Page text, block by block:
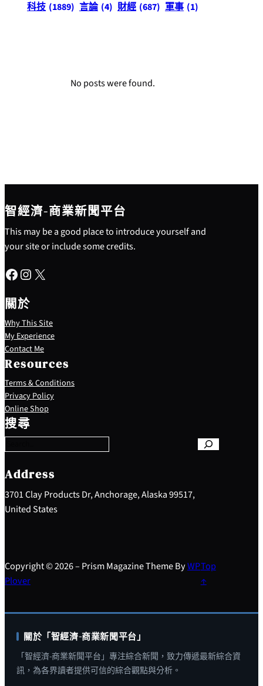
科技 (1889) 言論 (4) 財經 (687) 軍事 (1)
No posts were found.
智經濟-商業新聞平台
This may be a good place to introduce yourself and
your site or include some credits.
Facebook Instagram X
關於
Why This Site
My Experience
Contact Me
Resources
Terms & Conditions
Privacy Policy
Online Shop
搜尋
S
e
a
c
h
Address
3701 Clay Products Dr, Anchorage, Alaska 99517,
United States
Copyright © 2026 – Prism Magazine Theme ByWP
Plover
Top
↑
關於「智經濟-商業新聞平台」
「智經濟-商業新聞平台」專注綜合新聞，致力傳遞最新綜合資
訊，為各界讀者提供可信的綜合觀點與分析。